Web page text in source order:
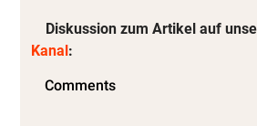
Diskussion zum Artikel auf
Kanal: